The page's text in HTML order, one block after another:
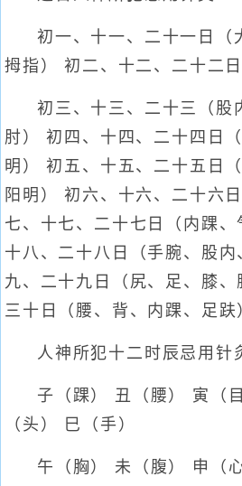
初一、十一、二十一日（
拇指） 初二、十二、二十二
初三、十三、二十三（股
肘） 初四、十四、二十四日
明） 初五、十五、二十五日
阳明） 初六、十六、二十六
七、十七、二十七日（内踝、
十八、二十八日（手腕、股
九、二十九日（尻、足、膝、
三十日（腰、背、内踝、足趺
人神所犯十二时辰忌用针
子（踝） 丑（腰） 寅（
（头） 巳（手）
午（胸） 未（腹） 申（